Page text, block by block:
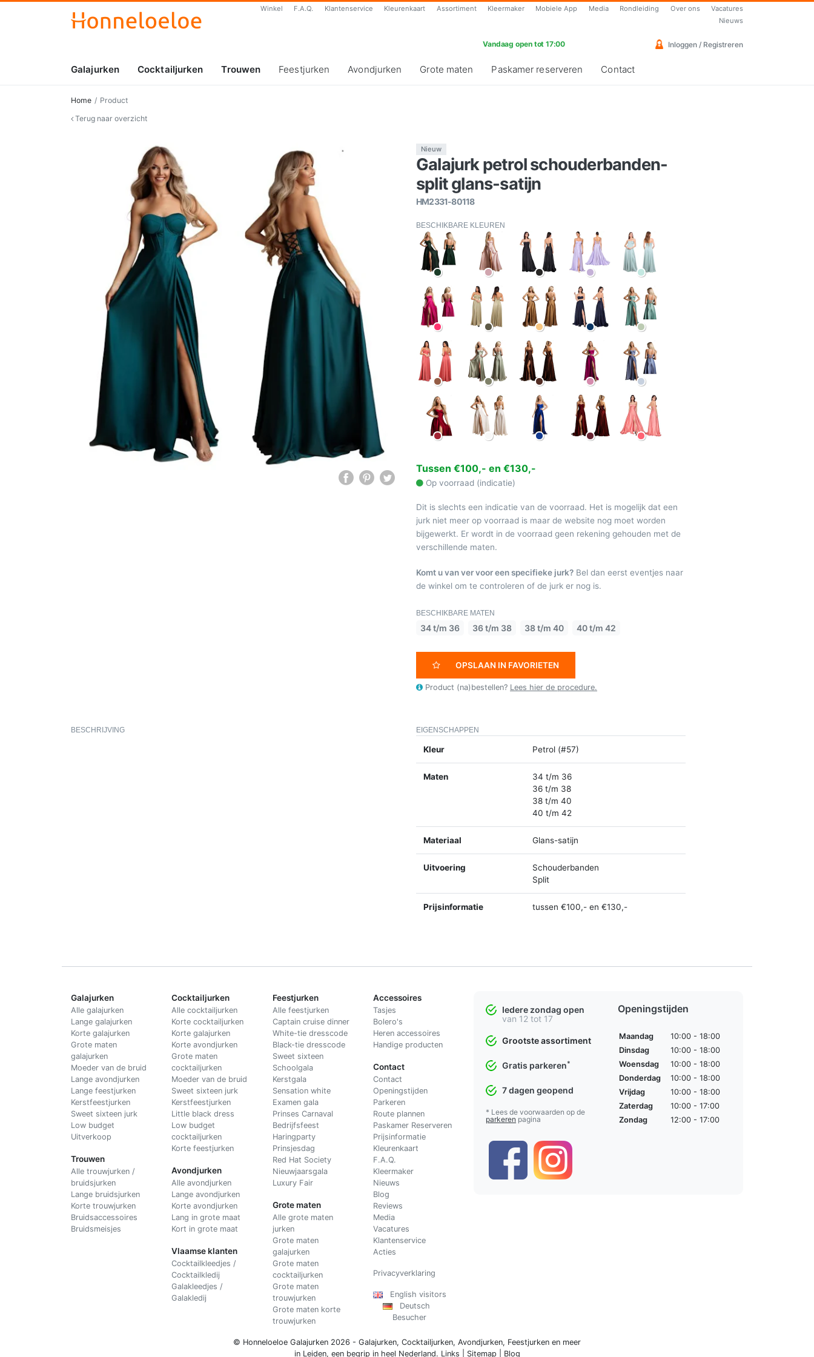
Winkel F.A.Q. Klantenservice Kleurenkaart Assortiment Kleermaker Mobiele App Media Rondleiding Over ons
Vacatures
Nieuws
Vandaag open tot 17:00 Inloggen / Registreren
Galajurken Cocktailjurken Trouwen Feestjurken Avondjurken Grote maten Paskamer reserveren Contact
Home
Product
Terug naar overzicht
Nieuw
Galajurk petrol schouderbanden-
split glans-satijn
HM2331-80118
BESCHIKBARE KLEUREN
Tussen €100,- en €130,-
Op voorraad (indicatie)
Dit is slechts een indicatie van de voorraad. Het is mogelijk dat een
jurk niet meer op voorraad is maar de website nog moet worden
bijgewerkt. Er wordt in de voorraad geen rekening gehouden met de
verschillende maten.
Komt u van ver voor een specifieke jurk? Bel dan eerst eventjes naar
de winkel om te controleren of de jurk er nog is.
BESCHIKBARE MATEN
34 t/m 36 36 t/m 38 38 t/m 40 40 t/m 42
OPSLAAN IN FAVORIETEN
Product (na)bestellen? Lees hier de procedure.
BESCHRIJVING EIGENSCHAPPEN
Kleur Petrol (#57)
Maten
34 t/m 36
36 t/m 38
38 t/m 40
40 t/m 42
Materiaal Glans-satijn
Uitvoering
Schouderbanden
Split
Prijsinformatie tussen €100,- en €130,-
Galajurken
Alle galajurken
Lange galajurken
Korte galajurken
Grote maten
galajurken
Moeder van de bruid
Lange avondjurken
Lange feestjurken
Kerstfeestjurken
Sweet sixteen jurk
Low budget
Uitverkoop
Trouwen
Alle trouwjurken /
bruidsjurken
Lange bruidsjurken
Korte trouwjurken
Bruidsaccessoires
Bruidsmeisjes
Cocktailjurken
Alle cocktailjurken
Korte cocktailjurken
Korte galajurken
Korte avondjurken
Grote maten
cocktailjurken
Moeder van de bruid
Sweet sixteen jurk
Kerstfeestjurken
Little black dress
Low budget
cocktailjurken
Korte feestjurken
Avondjurken
Alle avondjurken
Lange avondjurken
Korte avondjurken
Lang in grote maat
Kort in grote maat
Vlaamse klanten
Cocktailkleedjes /
Cocktailkledij
Galakleedjes /
Galakledij
Feestjurken
Alle feestjurken
Captain cruise dinner
White-tie dresscode
Black-tie dresscode
Sweet sixteen
Schoolgala
Kerstgala
Sensation white
Examen gala
Prinses Carnaval
Bedrijfsfeest
Haringparty
Prinsjesdag
Red Hat Society
Nieuwjaarsgala
Luxury Fair
Grote maten
Alle grote maten
jurken
Grote maten
galajurken
Grote maten
cocktailjurken
Grote maten
trouwjurken
Grote maten korte
trouwjurken
Accessoires
Tasjes
Bolero's
Heren accessoires
Handige producten
Contact
Contact
Openingstijden
Parkeren
Route plannen
Paskamer Reserveren
Prijsinformatie
Kleurenkaart
F.A.Q.
Kleermaker
Nieuws
Blog
Reviews
Media
Vacatures
Klantenservice
Acties
Privacyverklaring
English visitors
Deutsch
Besucher
Iedere zondag open
van 12 tot 17
Grootste assortiment
Gratis parkeren*
7 dagen geopend
* Lees de voorwaarden op de
parkeren pagina
Openingstijden
Maandag
10:00 - 18:00
Dinsdag
10:00 - 18:00
Woensdag
10:00 - 18:00
Donderdag
10:00 - 18:00
Vrijdag
10:00 - 18:00
Zaterdag
10:00 - 17:00
Zondag
12:00 - 17:00
© Honneloeloe Galajurken 2026 - Galajurken, Cocktailjurken, Avondjurken, Feestjurken en meer
in Leiden, een begrip in heel Nederland. Links Sitemap Blog